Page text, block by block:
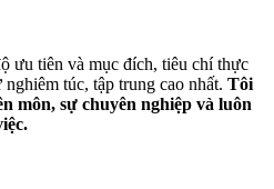
ưu tiên và mục đích, tiêu chí thực
túc, tập trung cao nhất. Tôi
môn, sự chuyên nghiệp và luôn